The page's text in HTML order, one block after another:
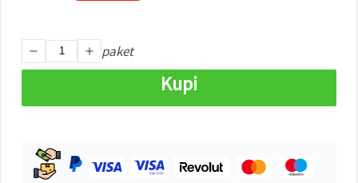
vse
paket
Kupi